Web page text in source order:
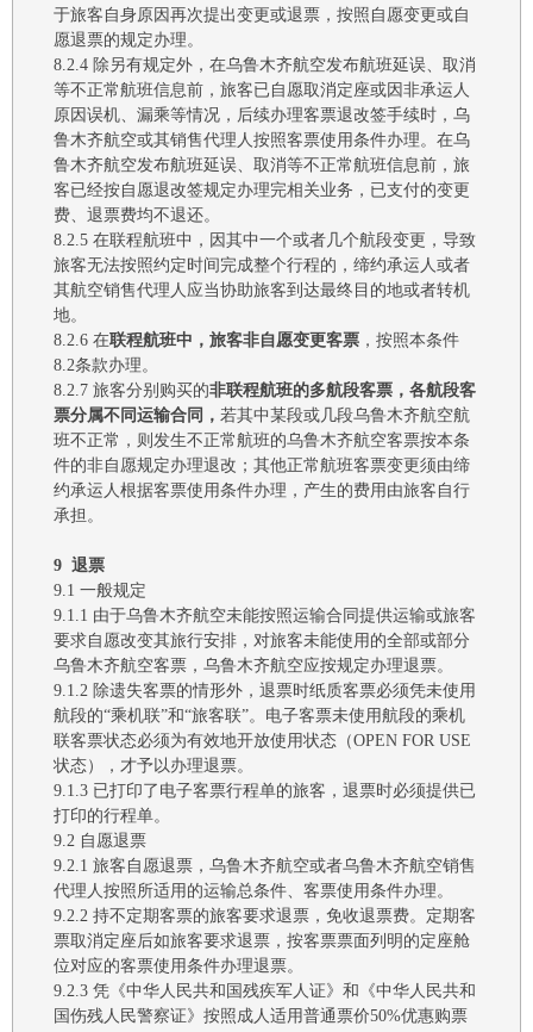
于旅客自身原因再次提出变更或退票，按照自愿变更或自
愿退票的规定办理。
8.2.4 除另有规定外，在乌鲁木齐航空发布航班延误、取消
等不正常航班信息前，旅客已自愿取消定座或因非承运人
原因误机、漏乘等情况，后续办理客票退改签手续时， 乌
鲁木齐航空或其销售代理人按照客票使用条件办理。 在乌
鲁木齐航空发布航班延误、取消等不正常航班信息前，旅
客已经按自愿退改签规定办理完相关业务，已支付的变更
费、退票费均不退还。
8.2.5 在联程航班中， 因其中一个或者几个航段变更，导致
旅客无法按照约定时间完成整个行程的，缔约承运人或者
其航空销售代理人应当协助旅客到达最终目的地或者转机
地。
8.2.6 在联程航班中，旅客非自愿变更客票 ，按照本条件
8.2条款办理。
8.2.7 旅客分别购买的非联程航班的多航段客票，各航段客
票分属不同运输合同， 若其中某段或几段乌鲁木齐航空航
班不正常，则发生不正常航班的乌鲁木齐航空客票按本条
件的非自愿规定办理退改；其他正常航班客票变更须由缔
约承运人根据客票使用条件办理，产生的费用由旅客自行
承担。
9 退票
9.1 一般规定
9.1.1 由于乌鲁木齐航空未能按照运输合同提供运输或旅客
要求自愿改变其旅行安排，对旅客未能使用的全部或部分
乌鲁木齐航空客票， 乌鲁木齐航空应按规定办理退票。
9.1.2 除遗失客票的情形外，退票时纸质客票必须凭未使用
航段的“乘机联”和“旅客联”。电子客票未使用航段的乘机
联客票状态必须为有效地开放使用状态（OPEN FOR USE
状态），才予以办理退票。
9.1.3 已打印了电子客票行程单的旅客，退票时必须提供已
打印的行程单。
9.2 自愿退票
9.2.1 旅客自愿退票， 乌鲁木齐航空或者乌鲁木齐航空销售
代理人按照所适用的运输总条件、客票使用条件办理。
9.2.2 持不定期客票的旅客要求退票，免收退票费。定期客
票取消定座后如旅客要求退票，按客票票面列明的定座舱
位对应的客票使用条件办理退票。
9.2.3 凭《中华人民共和国残疾军人证》和《中华人民共和
国伤残人民警察证》按照成人适用普通票价50%优惠购票